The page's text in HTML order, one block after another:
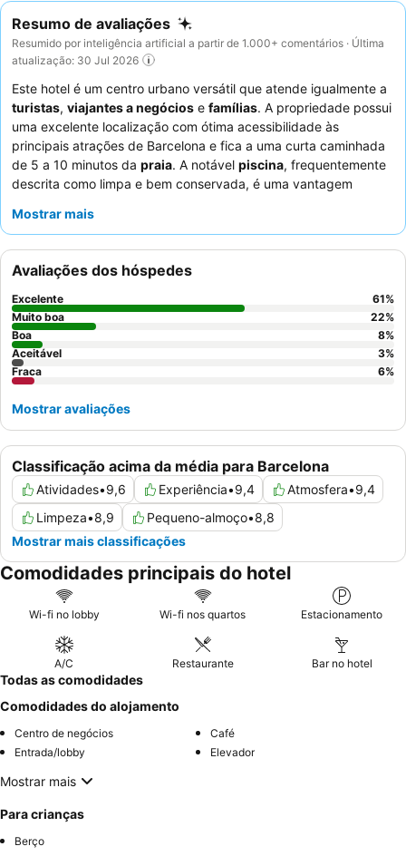
Resumo de avaliações
Resumido por inteligência artificial a partir de 1.000+ comentários · Última
atualização: 30 Jul 2026
Este hotel é um centro urbano versátil que atende igualmente a
turistas, viajantes a negócios e famílias. A propriedade possui
uma excelente localização com ótima acessibilidade às
principais atrações de Barcelona e fica a uma curta caminhada
de 5 a 10 minutos da praia. A notável piscina, frequentemente
descrita como limpa e bem conservada, é uma vantagem
hóspedes elogiam consistentemente a equipa do hotel pela sua
sua seleção ampla e variada, incluindo café de filtro fresco e
opções veganas. Para uma estadia mais tranquila, os hóspedes
devem considerar solicitar um quarto virado para o jardim.
Mostrar mais
Classificação acima da média para Barcelona
Atividades•9,6 Experiência•9,4 Atmosfera•9,4
Limpeza•8,9 Pequeno-almoço•8,8
Mostrar mais classificações
Avaliações dos hóspedes
Excelente 61%
Muito boa
22%
Boa
8%
Aceitável
3%
Fraca
6%
Mostrar avaliações
Comodidades principais do hotel
Wi-fi no lobby Wi-fi nos quartos Estacionamento
A/C Restaurante Bar no hotel
Todas as comodidades
Comodidades do alojamento
Centro de negócios
Café
Entrada/lobby
Elevador
Mostrar mais
Para crianças
Berço